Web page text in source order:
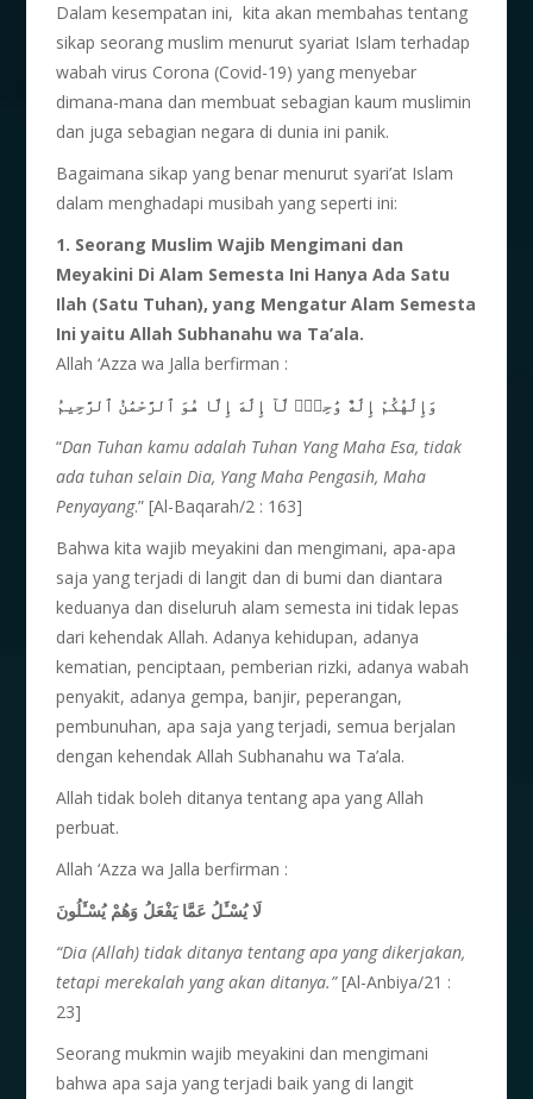
Dalam kesempatan ini, kita akan membahas tentang
sikap seorang muslim menurut syariat Islam terhadap
wabah virus Corona (Covid-19) yang menyebar
dimana-mana dan membuat sebagian kaum muslimin
dan juga sebagian negara di dunia ini panik.
Bagaimana sikap yang benar menurut syari’at Islam
dalam menghadapi musibah yang seperti ini:
1. Seorang Muslim Wajib Mengimani dan
Meyakini Di Alam Semesta Ini Hanya Ada Satu
Ilah (Satu Tuhan), yang Mengatur Alam Semesta
Ini yaitu Allah Subhanahu wa Ta’ala.
Allah ‘Azza wa Jalla berfirman :
وَإِلَٰهُكُمْ إِلَٰهٌ وَٰحِدٌۖ لَّآ إِلَٰهَ إِلَّا هُوَ ٱلرَّحْمَٰنُ ٱلرَّحِيمُ
“Dan Tuhan kamu adalah Tuhan Yang Maha Esa, tidak
ada tuhan selain Dia, Yang Maha Pengasih, Maha
Penyayang.” [Al-Baqarah/2 : 163]
Bahwa kita wajib meyakini dan mengimani, apa-apa
saja yang terjadi di langit dan di bumi dan diantara
keduanya dan diseluruh alam semesta ini tidak lepas
dari kehendak Allah. Adanya kehidupan, adanya
kematian, penciptaan, pemberian rizki, adanya wabah
penyakit, adanya gempa, banjir, peperangan,
pembunuhan, apa saja yang terjadi, semua berjalan
dengan kehendak Allah Subhanahu wa Ta’ala.
Allah tidak boleh ditanya tentang apa yang Allah
perbuat.
Allah ‘Azza wa Jalla berfirman :
لَا يُسْـَٔلُ عَمَّا يَفْعَلُ وَهُمْ يُسْـَٔلُونَ
“Dia (Allah) tidak ditanya tentang apa yang dikerjakan,
tetapi merekalah yang akan ditanya.”[Al-Anbiya/21 :
23]
Seorang mukmin wajib meyakini dan mengimani
bahwa apa saja yang terjadi baik yang di langit